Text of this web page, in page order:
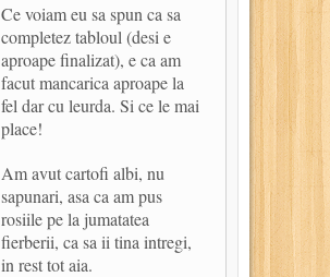
Ce voiam eu sa spun ca sa
completez tabloul (desi e
aproape finalizat), e ca am
facut mancarica aproape la
fel dar cu leurda. Si ce le mai
place!
Am avut cartofi albi, nu
sapunari, asa ca am pus
rosiile pe la jumatatea
fierberii, ca sa ii tina intregi,
in rest tot aia.